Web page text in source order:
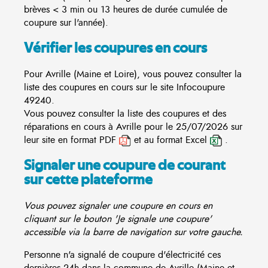
brèves < 3 min ou 13 heures de durée cumulée de
coupure sur l'année).
Vérifier les coupures en cours
Pour Avrille (Maine et Loire), vous pouvez consulter la
liste des coupures en cours sur le site Infocoupure
49240.
Vous pouvez consulter la liste des coupures et des
réparations en cours à Avrille pour le 25/07/2026 sur
leur site en format PDF
et au format Excel .
Signaler une coupure de courant
sur cette plateforme
Vous pouvez signaler une coupure en cours en
cliquant sur le bouton 'Je signale une coupure'
accessible via la barre de navigation sur votre gauche.
Personne n'a signalé de coupure d'électricité ces